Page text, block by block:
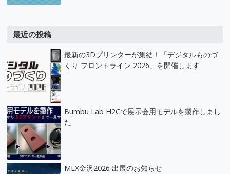
最近の投稿
最新の3Dプリンターが集結！「デジタルものづ
くり フロントライン 2026」を開催します
Bumbu Lab H2Cで展示会用モデルを製作しまし
た
MEX金沢2026 出展のお知らせ